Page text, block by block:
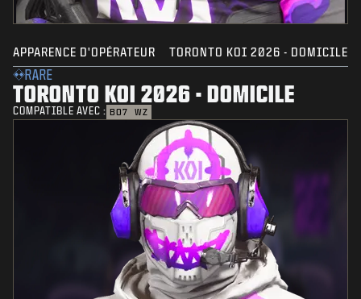
APPARENCE D'OPÉRATEUR TORONTO KOI 2026 - DOMICILE
RARE
TORONTO KOI 2026 - DOMICILE
COMPATIBLE AVEC : BO7 WZ